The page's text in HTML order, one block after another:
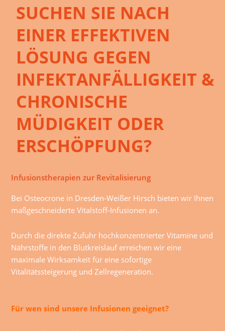
SUCHEN SIE NACH
EINER EFFEKTIVEN
LÖSUNG GEGEN
INFEKTANFÄLLIGKEIT &
CHRONISCHE
MÜDIGKEIT ODER
ERSCHÖPFUNG?
Infusionstherapien zur Revitalisierung
Bei Osteocrone in Dresden-Weißer Hirsch bieten wir Ihnen
maßgeschneiderte Vitalstoff-Infusionen an.
Durch die direkte Zufuhr hochkonzentrierter Vitamine und
Nährstoffe in den Blutkreislauf erreichen wir eine
maximale Wirksamkeit für eine sofortige
Vitalitätssteigerung und Zellregeneration.
Für wen sind unsere Infusionen geeignet?